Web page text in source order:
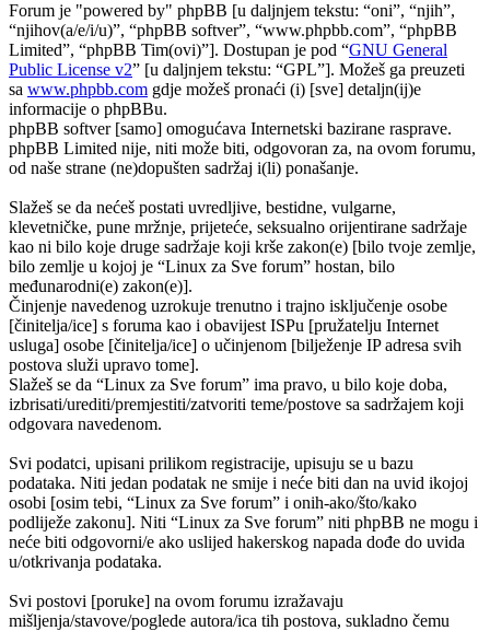
Forum je "powered by" phpBB [u daljnjem tekstu: “oni”, “njih”,
“njihov(a/e/i/u)”, “phpBB softver”, “www.phpbb.com”, “phpBB
Limited”, “phpBB Tim(ovi)”]. Dostupan je pod “GNU General
Public License v2” [u daljnjem tekstu: “GPL”]. Možeš ga preuzeti
sa www.phpbb.com gdje možeš pronaći (i) [sve] detaljn(ij)e
informacije o phpBBu.
phpBB softver [samo] omogućava Internetski bazirane rasprave.
phpBB Limited nije, niti može biti, odgovoran za, na ovom forumu,
od naše strane (ne)dopušten sadržaj i(li) ponašanje.
Slažeš se da nećeš postati uvredljive, bestidne, vulgarne,
klevetničke, pune mržnje, prijeteće, seksualno orijentirane sadržaje
kao ni bilo koje druge sadržaje koji krše zakon(e) [bilo tvoje zemlje,
bilo zemlje u kojoj je “Linux za Sve forum” hostan, bilo
međunarodni(e) zakon(e)].
Činjenje navedenog uzrokuje trenutno i trajno isključenje osobe
[činitelja/ice] s foruma kao i obavijest ISPu [pružatelju Internet
usluga] osobe [činitelja/ice] o učinjenom [bilježenje IP adresa svih
postova služi upravo tome].
Slažeš se da “Linux za Sve forum” ima pravo, u bilo koje doba,
izbrisati/urediti/premjestiti/zatvoriti teme/postove sa sadržajem koji
odgovara navedenom.
Svi podatci, upisani prilikom registracije, upisuju se u bazu
podataka. Niti jedan podatak ne smije i neće biti dan na uvid ikojoj
osobi [osim tebi, “Linux za Sve forum” i onih-ako/što/kako
podliježe zakonu]. Niti “Linux za Sve forum” niti phpBB ne mogu i
neće biti odgovorni/e ako uslijed hakerskog napada dođe do uvida
u/otkrivanja podataka.
Svi postovi [poruke] na ovom forumu izražavaju
mišljenja/stavove/poglede autora/ica tih postova, sukladno čemu